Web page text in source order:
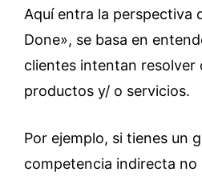
Aquí entra la perspectiva
Done», se basa en
clientes intentan resolver
productos y/ o servicios.
Por ejemplo, si tienes un
competencia indirecta